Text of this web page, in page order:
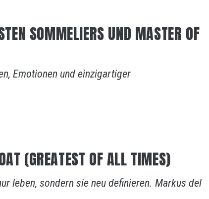
SOMMELIERS UND MASTER OF
Emotionen und einzigartiger
(GREATEST OF ALL TIMES)
leben, sondern sie neu definieren. Markus del